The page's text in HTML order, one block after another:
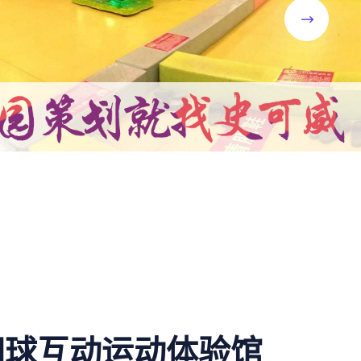
互动运动体验馆